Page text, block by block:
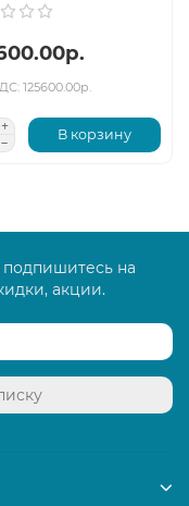
125600.00р.
В корзину
на
акции.